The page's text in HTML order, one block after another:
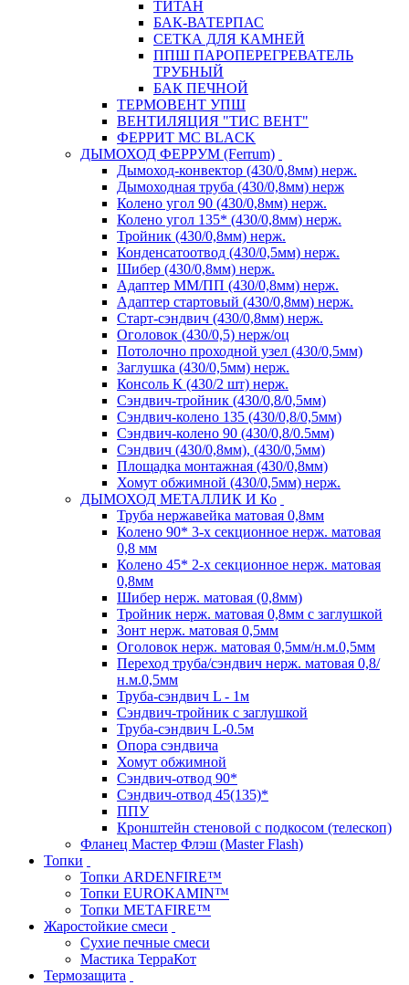
ТИТАН
БАК-ВАТЕРПАС
СЕТКА ДЛЯ КАМНЕЙ
ППШ ПАРОПЕРЕГРЕВАТЕЛЬ
ТРУБНЫЙ
БАК ПЕЧНОЙ
ТЕРМОВЕНТ УПШ
ВЕНТИЛЯЦИЯ "ТИС ВЕНТ"
ФЕРРИТ MC BLACK
ДЫМОХОД ФЕРРУМ (Ferrum)
Дымоход-конвектор (430/0,8мм) нерж.
Дымоходная труба (430/0,8мм) нерж
Колено угол 90 (430/0,8мм) нерж.
Колено угол 135* (430/0,8мм) нерж.
Тройник (430/0,8мм) нерж.
Конденсатоотвод (430/0,5мм) нерж.
Шибер (430/0,8мм) нерж.
Адаптер ММ/ПП (430/0,8мм) нерж.
Адаптер стартовый (430/0,8мм) нерж.
Старт-сэндвич (430/0,8мм) нерж.
Оголовок (430/0,5) нерж/оц
Потолочно проходной узел (430/0,5мм)
Заглушка (430/0,5мм) нерж.
Консоль К (430/2 шт) нерж.
Сэндвич-тройник (430/0,8/0,5мм)
Сэндвич-колено 135 (430/0,8/0,5мм)
Сэндвич-колено 90 (430/0,8/0.5мм)
Сэндвич (430/0,8мм), (430/0,5мм)
Площадка монтажная (430/0,8мм)
Хомут обжимной (430/0,5мм) нерж.
ДЫМОХОД МЕТАЛЛИК И Ко
Труба нержавейка матовая 0,8мм
Колено 90* 3-х секционное нерж. матовая
0,8 мм
Колено 45* 2-х секционное нерж. матовая
0,8мм
Шибер нерж. матовая (0,8мм)
Тройник нерж. матовая 0,8мм с заглушкой
Зонт нерж. матовая 0,5мм
Оголовок нерж. матовая 0,5мм/н.м.0,5мм
Переход труба/сэндвич нерж. матовая 0,8/
н.м.0,5мм
Труба-сэндвич L - 1м
Сэндвич-тройник с заглушкой
Труба-сэндвич L-0.5м
Опора сэндвича
Хомут обжимной
Сэндвич-отвод 90*
Сэндвич-отвод 45(135)*
ППУ
Кронштейн стеновой с подкосом (телескоп)
Фланец Мастер Флэш (Master Flash)
Топки
Топки ARDENFIRE™
Топки EUROKAMIN™
Топки METAFIRE™
Жаростойкие смеси
Сухие печные смеси
Мастика ТерраКот
Термозащита